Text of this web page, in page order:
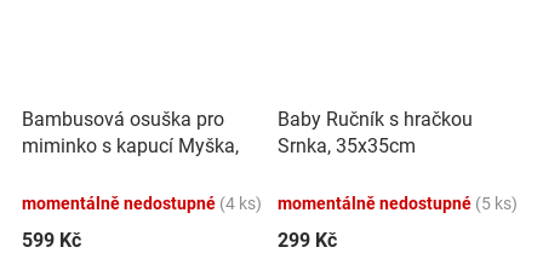
Bambusová osuška pro
miminko s kapucí Myška,
momentálně nedostupné (4 ks)
599 Kč
Baby Ručník s hračkou
Srnka, 35x35cm
momentálně nedostupné (5 ks)
299 Kč